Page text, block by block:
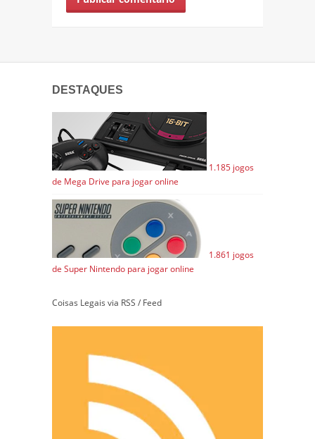
DESTAQUES
1.185 jogos
de Mega Drive para jogar online
1.861 jogos
de Super Nintendo para jogar online
Coisas Legais via RSS / Feed